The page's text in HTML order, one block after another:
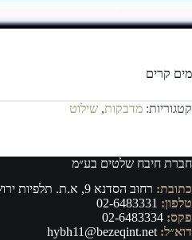
מים קרים
קטגוריות: מדבקות, שילוט
חברת חיבח שלטים בע״מ
כתובת: רחוב הסדנא 9, א.ת. תלפיות ירושלים, מיקוד 91532
טלפון: 02-6483331
פקס:
דוא״ל: hybh11@bezeqint.net